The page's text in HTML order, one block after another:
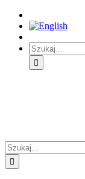
Skip
Treść
główna
Skip
Menu
główne
Skip
Menu
dodatkowe
Szukaj